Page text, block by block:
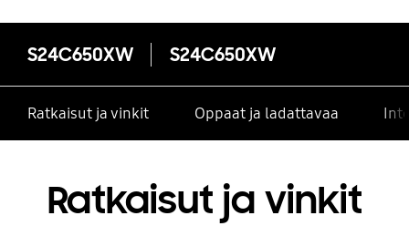
S24C650XW S24C650XW
Ratkaisut ja vinkit Oppaat ja ladattavaa
Ratkaisut ja vinkit